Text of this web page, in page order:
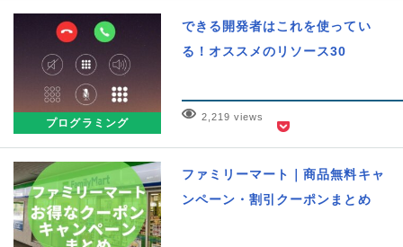
プログラミング
できる開発者はこれを使ってい
る！オススメのリソース30
2,219 views
ファミリーマート｜商品無料キャ
ンペーン・割引クーポンまとめ